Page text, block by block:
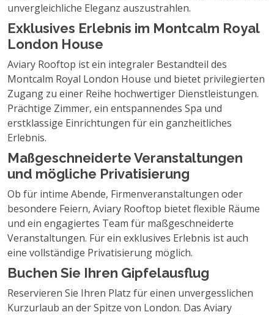
unvergleichliche Eleganz auszustrahlen.
Exklusives Erlebnis im Montcalm Royal
London House
Aviary Rooftop ist ein integraler Bestandteil des
Montcalm Royal London House und bietet privilegierten
Zugang zu einer Reihe hochwertiger Dienstleistungen.
Prächtige Zimmer, ein entspannendes Spa und
erstklassige Einrichtungen für ein ganzheitliches
Erlebnis.
Maßgeschneiderte Veranstaltungen
und mögliche Privatisierung
Ob für intime Abende, Firmenveranstaltungen oder
besondere Feiern, Aviary Rooftop bietet flexible Räume
und ein engagiertes Team für maßgeschneiderte
Veranstaltungen. Für ein exklusives Erlebnis ist auch
eine vollständige Privatisierung möglich.
Buchen Sie Ihren Gipfelausflug
Reservieren Sie Ihren Platz für einen unvergesslichen
Kurzurlaub an der Spitze von London. Das Aviary